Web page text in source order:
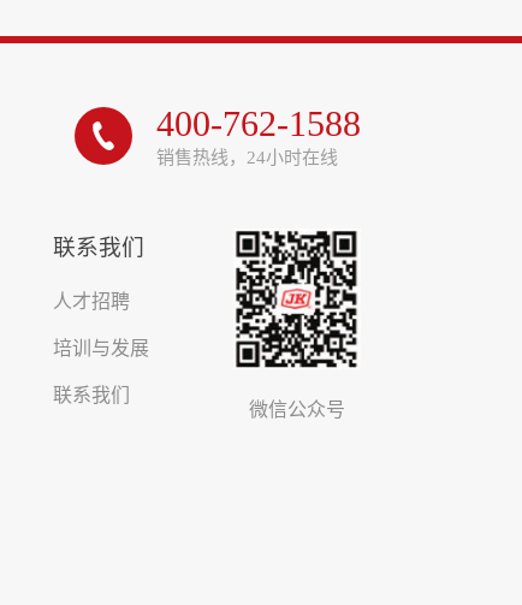
 400-762-1588
销售热线，24小时在线
联系我们
人才招聘
培训与发展
联系我们
微信公众号